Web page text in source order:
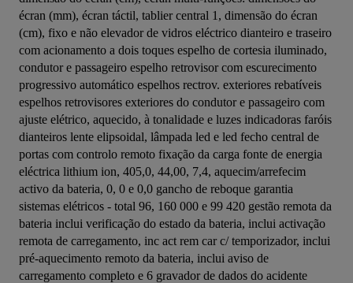
écran (mm), écran táctil, tablier central 1, dimensão do écran
(cm), fixo e não elevador de vidros eléctrico dianteiro e traseiro
com acionamento a dois toques espelho de cortesia iluminado,
condutor e passageiro espelho retrovisor com escurecimento
progressivo automático espelhos rectrov. exteriores rebatíveis
espelhos retrovisores exteriores do condutor e passageiro com
ajuste elétrico, aquecido, à tonalidade e luzes indicadoras faróis
dianteiros lente elipsoidal, lâmpada led e led fecho central de
portas com controlo remoto fixação da carga fonte de energia
eléctrica lithium ion, 405,0, 44,00, 7,4, aquecim/arrefecim
activo da bateria, 0, 0 e 0,0 gancho de reboque garantia
sistemas elétricos - total 96, 160 000 e 99 420 gestão remota da
bateria inclui verificação do estado da bateria, inclui activação
remota de carregamento, inc act rem car c/ temporizador, inclui
pré-aquecimento remoto da bateria, inclui aviso de
carregamento completo e 6 gravador de dados do acidente